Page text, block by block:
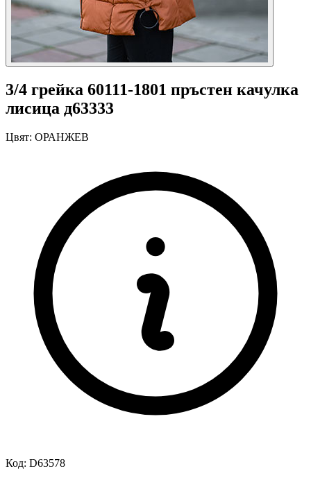
3/4 грейка 60111-1801 пръстен качулка
лисица д63333
Цвят: ОРАНЖЕВ
Код: D63578